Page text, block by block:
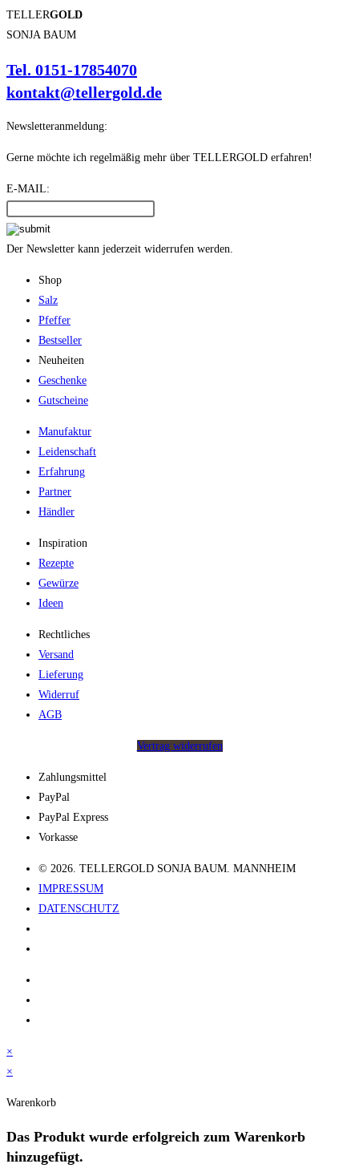
TELLERGOLD
SONJA BAUM
Tel. 0151-17854070
kontakt@tellergold.de
Newsletteranmeldung:
Gerne möchte ich regelmäßig mehr über TELLERGOLD erfahren!
E-MAIL:
Der Newsletter kann jederzeit widerrufen werden.
Shop
Salz
Pfeffer
Bestseller
Neuheiten
Geschenke
Gutscheine
Manufaktur
Leidenschaft
Erfahrung
Partner
Händler
Inspiration
Rezepte
Gewürze
Ideen
Rechtliches
Versand
Lieferung
Widerruf
AGB
Vertrag widerrufen
Zahlungsmittel
PayPal
PayPal Express
Vorkasse
© 2026. TELLERGOLD SONJA BAUM. MANNHEIM
IMPRESSUM
DATENSCHUTZ
×
×
Warenkorb
Das Produkt wurde erfolgreich zum Warenkorb
hinzugefügt.